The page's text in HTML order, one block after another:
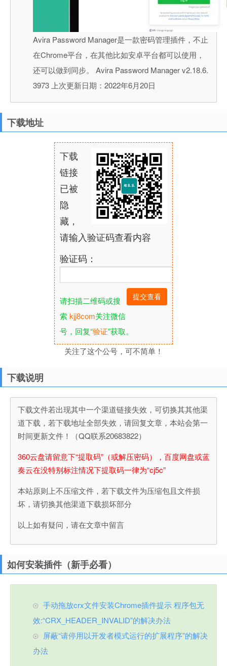
Avira Password Manager是一款密码管理插件，不止
在Chrome平台，在其他比如安卓平台都可以使用，
还可以做到同步。 Avira Password Manager v2.18.6.
3973 上次更新日期：2022年6月20日
下载地址
下载
链接
已被
隐
藏，
请输入验证码查看内容
验证码：
请扫描二维码或搜
索kjj8com关注微信
号，回复“验证”获取。
关注了这个公号，可不简单！
下载说明
下载文件若出现其中一个渠道链接失效，可切换其其他渠
道下载，若下载地址全部失效，请回复文章，本站会第一
时间更新文件！（QQ联系20683822）
360云盘请留意下“提取码”（或解压密码），百度网盘或蓝
奏云在没特别标注情况下提取码一律为“cj5c”
本站原则上不压缩文件，若下载文件为压缩包且文件损
坏，请切换其他渠道下载损坏部分
以上如有疑问，请在文章中留言
如何安装插件（新手必看）
手动拖放crx文件安装Chrome插件提示 程序包无
效:“CRX_HEADER_INVALID”的解决办法
屏蔽“请停用以开发者模式运行的扩展程序”的解决
办法